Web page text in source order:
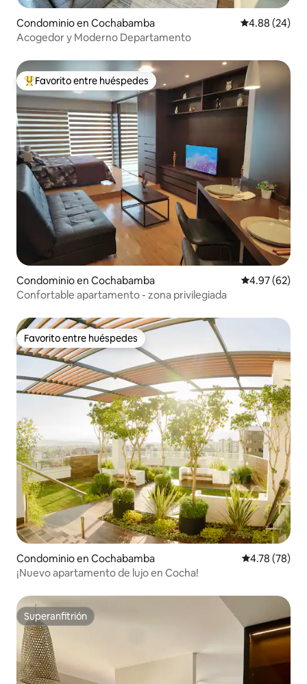
Condominio en Cochabamba Calificación
4.88 (24)
Acogedor y Moderno Departamento
De los mejores en Favorito entre huéspedes
Favorito entre huéspedes
Condominio en Cochabamba Calificación
4.97 (62)
Confortable apartamento - zona privilegiada
Favorito entre huéspedes
Favorito entre huéspedes
Condominio en Cochabamba Calificación
4.78 (78)
¡Nuevo apartamento de lujo en Cocha!
Superanfitrión
Superanfitrión